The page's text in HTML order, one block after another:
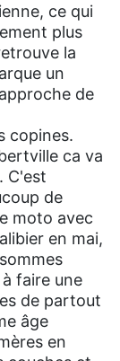
ce qui
plus
la
un
de
copines.
ca va
C'est
de
moto avec
en mai,
faire une
de partout
âge
en